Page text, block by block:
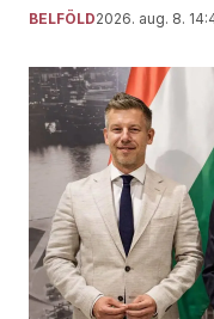
BELFÖLD2026. aug. 8.